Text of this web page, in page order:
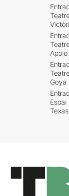
Apolo
Goya
Espai
Texas